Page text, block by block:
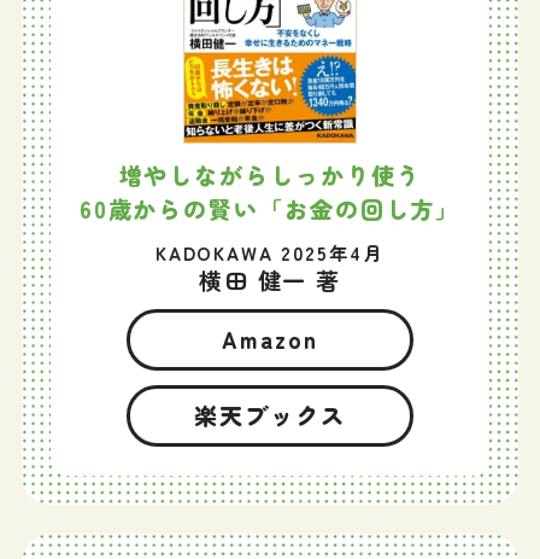
増やしながらしっかり使う
60歳からの賢い「お金の回し方」
KADOKAWA 2025年4月
横田 健一 著
Amazon
楽天ブックス